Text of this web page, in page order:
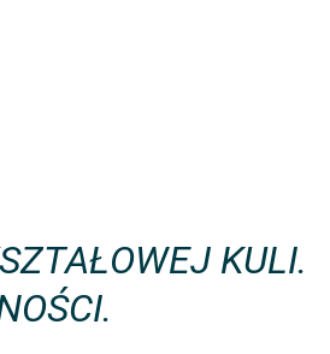
KULI.